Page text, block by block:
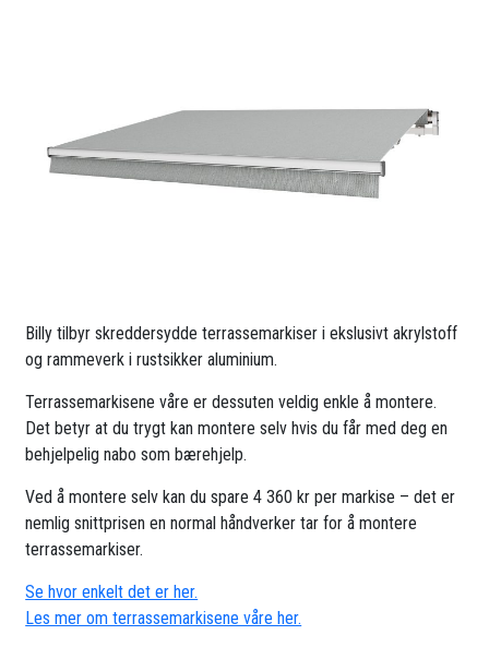
Billy tilbyr skreddersydde terrassemarkiser i ekslusivt akrylstoff
og rammeverk i rustsikker aluminium.
Terrassemarkisene våre er dessuten veldig enkle å montere.
Det betyr at du trygt kan montere selv hvis du får med deg en
behjelpelig nabo som bærehjelp.
Ved å montere selv kan du spare 4 360 kr per markise – det er
nemlig snittprisen en normal håndverker tar for å montere
terrassemarkiser.
Se hvor enkelt det er her.
Les mer om terrassemarkisene våre her.